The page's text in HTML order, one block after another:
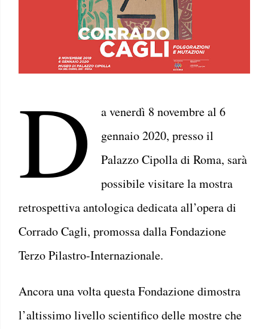
D
a venerdì 8 novembre al 6
gennaio 2020, presso il
Palazzo Cipolla di Roma, sarà
possibile visitare la mostra
retrospettiva antologica dedicata all’opera di
Corrado Cagli, promossa dalla Fondazione
Terzo Pilastro-Internazionale.
Ancora una volta questa Fondazione dimostra
l’altissimo livello scientifico delle mostre che